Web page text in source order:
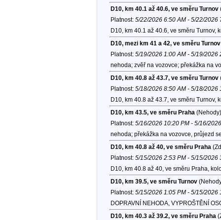
D10, km 40.1 až 40.6, ve směru Turnov
Platnost: 5/22/2026 6:50 AM - 5/22/2026
D10, km 40.1 až 40.6, ve směru Turnov,
D10, mezi km 41 a 42, ve směru Turnov
Platnost: 5/19/2026 1:00 AM - 5/19/2026
nehoda; zvěř na vozovce; překážka na
D10, km 40.8 až 43.7, ve směru Turnov
Platnost: 5/18/2026 8:50 AM - 5/18/2026
D10, km 40.8 až 43.7, ve směru Turnov,
D10, km 43.5, ve směru Praha (Nehody)
Platnost: 5/16/2026 10:20 PM - 5/16/
nehoda; překážka na vozovce, průjezd
D10, km 40.8 až 40, ve směru Praha
Platnost: 5/15/2026 2:53 PM - 5/15/2026
D10, km 40.8 až 40, ve směru Praha,
D10, km 39.5, ve směru Turnov
Platnost: 5/15/2026 1:05 PM - 5/15/2026
DOPRAVNÍ NEHODA, VYPROŠTĚNÍ
D10, km 40.3 až 39.2, ve směru Praha